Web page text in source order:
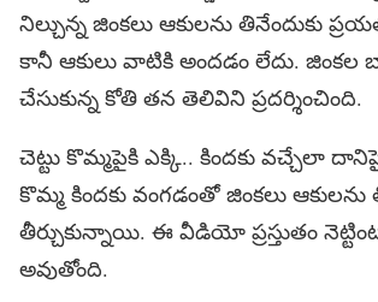
నిల్చున్న జింక‌లు ఆకుల‌ను తినేందుకు
కానీ ఆకులు వాటికి అంద‌డం లేదు. జింక‌ల
చేసుకున్న కోతి త‌న తెలివిని ప్ర‌ద‌ర్శించింది.
చెట్టు కొమ్మ‌పైకి ఎక్కి.. కింద‌కు వ‌చ్చేలా
కొమ్మ కింద‌కు వంగ‌డంతో జింక‌లు
తీర్చుకున్నాయి. ఈ వీడియో ప్ర‌స్తుతం
అవుతోంది.